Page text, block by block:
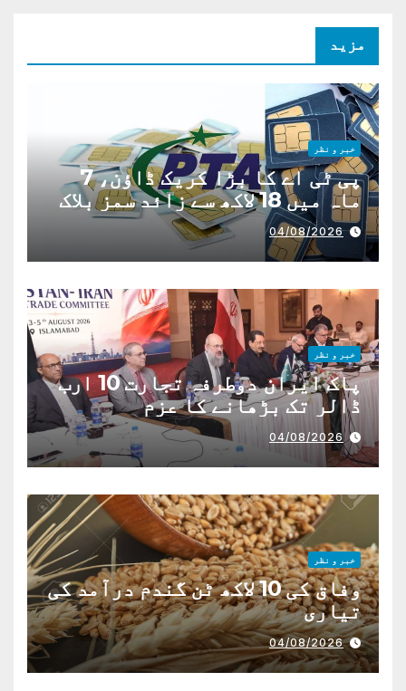
مزید
خبر و نظر
پی ٹی اے کا بڑا کریک ڈاؤن، 7
ماہ میں 18 لاکھ سے زائد سمز بلاک
04/08/2026
خبر و نظر
پاک ایران دوطرفہ تجارت 10 ارب
ڈالر تک بڑھانے کا عزم
04/08/2026
خبر و نظر
وفاق کی 10 لاکھ ٹن گندم درآمد کی
تیاری
04/08/2026